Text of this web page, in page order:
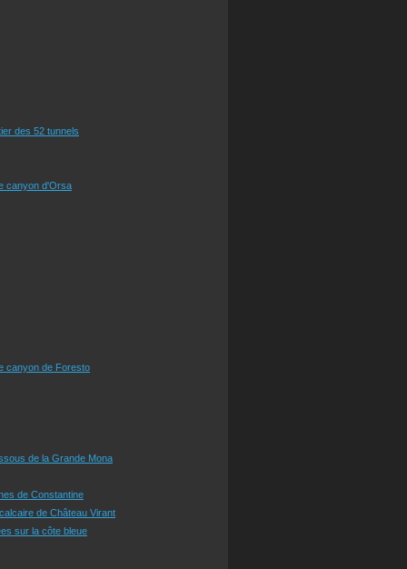
des 52 tunnels
canyon d'Orsa
canyon de Foresto
de la Grande Mona
de Constantine
de Château Virant
sur la côte bleue